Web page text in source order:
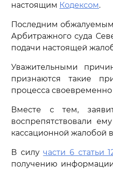
настоящим Кодексом.
Последним обжалуемым
Арбитражного суда
подачи настоящей
Уважительными
признаются такие
процесса своевременно
Вместе с тем,
воспрепятствовали
кассационной жалобой
В силучасти 6 статьи
получению